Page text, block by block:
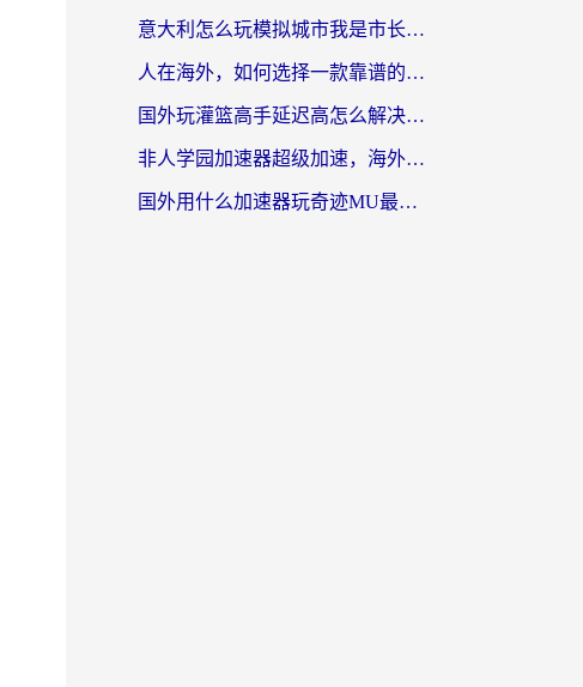
意大利怎么玩模拟城市我是市长？海外党国服游戏加速终极攻略（附三国3量子特攻解决办法）
人在海外，如何选择一款靠谱的玩剑灵2加速器？
国外玩灌篮高手延迟高怎么解决？海外玩家国服游戏加速终极指南
非人学园加速器超级加速，海外玩家重返国服的通行证
国外用什么加速器玩奇迹MU最好？2026海外玩家国服游戏加速全攻略